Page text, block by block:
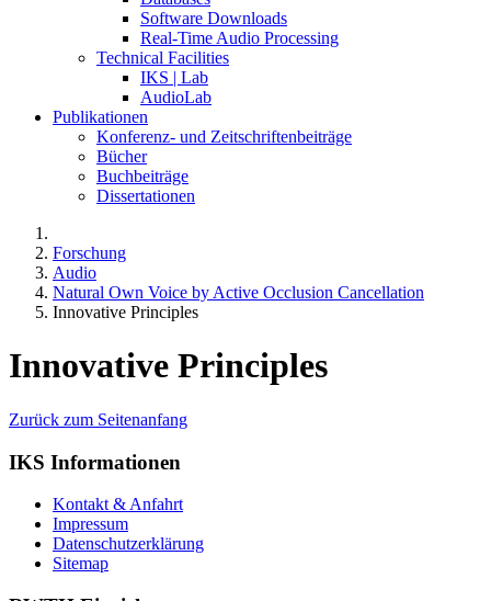
Software Downloads
Real-Time Audio Processing
Technical Facilities
IKS | Lab
AudioLab
Publikationen
Konferenz- und Zeitschriftenbeiträge
Bücher
Buchbeiträge
Dissertationen
Forschung
Audio
Natural Own Voice by Active Occlusion Cancellation
Innovative Principles
Innovative Principles
Zurück zum Seitenanfang
IKS Informationen
Kontakt & Anfahrt
Impressum
Datenschutzerklärung
Sitemap